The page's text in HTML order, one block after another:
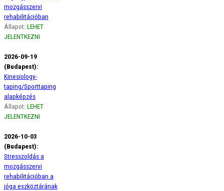
mozgásszervi
rehabilitációban
Állapot: LEHET
JELENTKEZNI
2026-09-19
(Budapest):
Kinesiology-
taping/Sporttaping
alapképzés
Állapot: LEHET
JELENTKEZNI
2026-10-03
(Budapest):
Stresszoldás a
mozgásszervi
rehabilitációban a
jóga eszköztárának